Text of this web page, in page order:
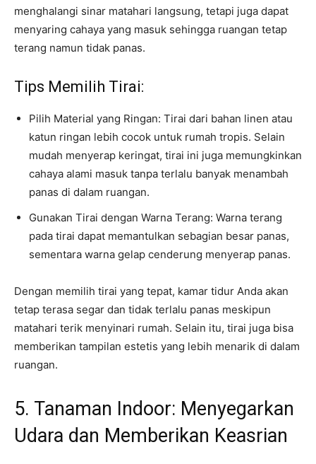
menghalangi sinar matahari langsung, tetapi juga dapat
menyaring cahaya yang masuk sehingga ruangan tetap
terang namun tidak panas.
Tips Memilih Tirai:
Pilih Material yang Ringan: Tirai dari bahan linen atau
katun ringan lebih cocok untuk rumah tropis. Selain
mudah menyerap keringat, tirai ini juga memungkinkan
cahaya alami masuk tanpa terlalu banyak menambah
panas di dalam ruangan.
Gunakan Tirai dengan Warna Terang: Warna terang
pada tirai dapat memantulkan sebagian besar panas,
sementara warna gelap cenderung menyerap panas.
Dengan memilih tirai yang tepat, kamar tidur Anda akan
tetap terasa segar dan tidak terlalu panas meskipun
matahari terik menyinari rumah. Selain itu, tirai juga bisa
memberikan tampilan estetis yang lebih menarik di dalam
ruangan.
5. Tanaman Indoor: Menyegarkan
Udara dan Memberikan Keasrian